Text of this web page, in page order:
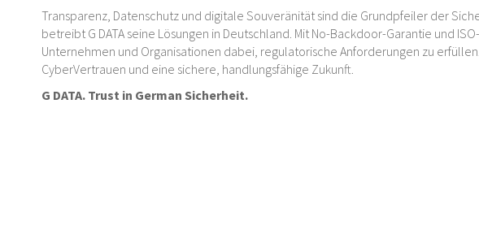
Transparenz, Datenschutz und digitale Souveränität sind die Grundpfeiler der
betreibt G DATA seine Lösungen in Deutschland. Mit No-Backdoor-Garantie und
Unternehmen und Organisationen dabei, regulatorische Anforderungen zu
CyberVertrauen und eine sichere, handlungsfähige Zukunft.
G DATA. Trust in German Sicherheit.